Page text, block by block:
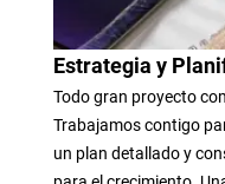
Estrategia y
Todo gran proyecto
Trabajamos contigo
un plan detallado y